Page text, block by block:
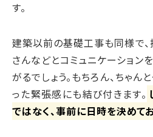
す。
建築以前の基礎工事も同様で
さんなどとコミュニケーション
がるでしょう。もちろん、ちゃ
った緊張感にも結び付きます。
ではなく、事前に日時を決めてお